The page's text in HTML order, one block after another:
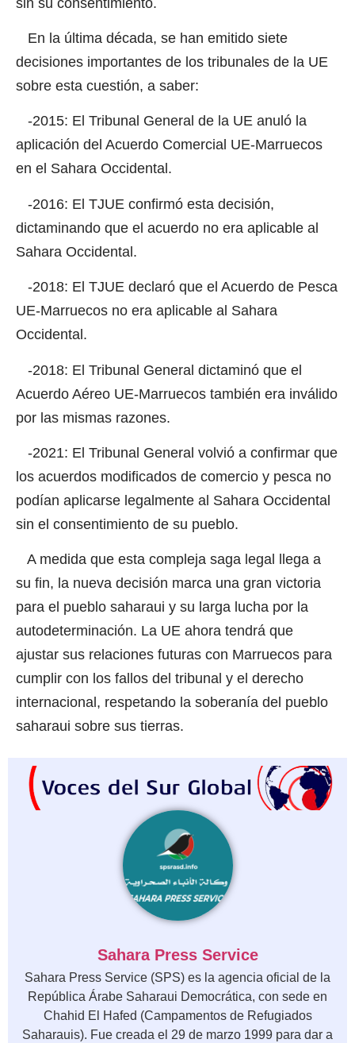
En la última década, se han emitido siete
decisiones importantes de los tribunales de la UE
sobre esta cuestión, a saber:
-2015: El Tribunal General de la UE anuló la
aplicación del Acuerdo Comercial UE-Marruecos
en el Sahara Occidental.
-2016: El TJUE confirmó esta decisión,
dictaminando que el acuerdo no era aplicable al
Sahara Occidental.
-2018: El TJUE declaró que el Acuerdo de Pesca
UE-Marruecos no era aplicable al Sahara
Occidental.
-2018: El Tribunal General dictaminó que el
Acuerdo Aéreo UE-Marruecos también era inválido
por las mismas razones.
-2021: El Tribunal General volvió a confirmar que
los acuerdos modificados de comercio y pesca no
podían aplicarse legalmente al Sahara Occidental
sin el consentimiento de su pueblo.
A medida que esta compleja saga legal llega a
su fin, la nueva decisión marca una gran victoria
para el pueblo saharaui y su larga lucha por la
autodeterminación. La UE ahora tendrá que
ajustar sus relaciones futuras con Marruecos para
cumplir con los fallos del tribunal y el derecho
internacional, respetando la soberanía del pueblo
saharaui sobre sus tierras.
Sahara Press Service
Sahara Press Service (SPS) es la agencia oficial de la
República Árabe Saharaui Democrática, con sede en
Chahid El Hafed (Campamentos de Refugiados
Saharauis). Fue creada el 29 de marzo 1999 para dar a